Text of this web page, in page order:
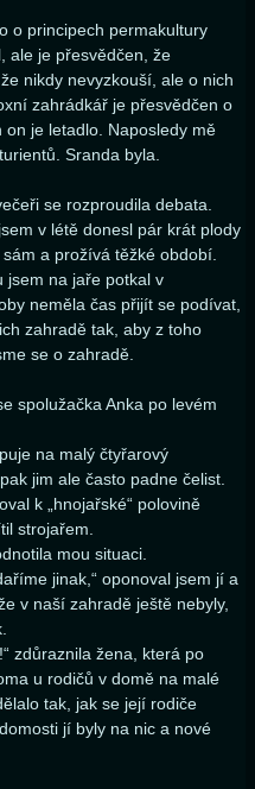
o principech permakultury
ale je přesvědčen, že
nikdy nevyzkouší, ale o nich
zahrádkář je přesvědčen o
je letadlo. Naposledy mě
Sranda byla.
se rozproudila debata.
v létě donesl pár krát plody
a prožívá těžké období.
jsem na jaře potkal v
neměla čas přijít se podívat,
zahradě tak, aby z toho
se o zahradě.
spolužačka Anka po levém
na malý čtyřarový
jim ale často padne čelist.
k „hnojařské“ polovině
strojařem.
mou situaci.
jinak,“ oponoval jsem jí a
v naší zahradě ještě nebyly,
zdůraznila žena, která po
u rodičů v domě na malé
tak, jak se její rodiče
jí byly na nic a nové